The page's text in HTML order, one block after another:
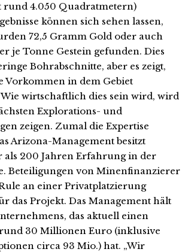
rund 4.050 Quadratmetern)
können sich sehen lassen,
72,5 Gramm Gold oder auch
je Tonne Gestein gefunden. Dies
Bohrabschnitte, aber es zeigt,
Vorkommen in dem Gebiet
wirtschaftlich dies sein wird, wird
Explorations- und
zeigen. Zumal die Expertise
Arizona-Management besitzt
als 200 Jahren Erfahrung in der
Beteiligungen von Minenfinanzierer
an einer Privatplatzierung
das Projekt. Das Management hält
das aktuell einen
30 Millionen Euro (inklusive
circa 93 Mio.) hat. „Wir